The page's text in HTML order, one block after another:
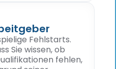
Fehlstarts.
Sie wissen, ob
fehlen,